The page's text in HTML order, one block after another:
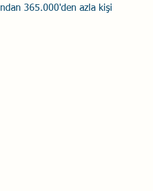
Eğitimi Liderlik
365.000'den azla kişi